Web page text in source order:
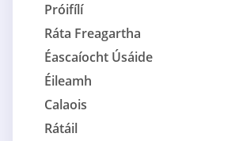
Próifílí
Ráta Freagartha
Éascaíocht Úsáide
Éileamh
Calaois
Rátáil